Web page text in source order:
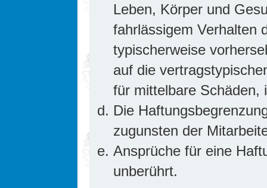
Leben, Körper und
fahrlässigem Verhalten
typischerweise
auf die
für mittelbare Schäden,
Die
zugunsten der
Ansprüche für eine
unberührt.